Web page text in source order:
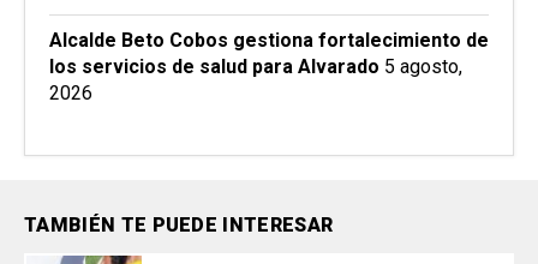
Alcalde Beto Cobos gestiona fortalecimiento de
los servicios de salud para Alvarado 5 agosto,
2026
TAMBIÉN TE PUEDE INTERESAR